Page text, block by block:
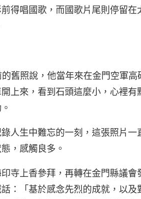
得唱國歌，而國歌片尾則停留
舊照說，他當年來在金門空軍
上來，看到石頭這麼小，心裡
人生中難忘的一刻，這張照片
，感觸良多。
寺上香參拜，再轉在金門縣議
：「基於感念先烈的成就，以